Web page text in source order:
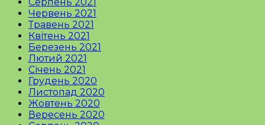
Червень 2021
Травень 2021
Квітень 2021
Березень 2021
Лютий 2021
Січень 2021
Грудень 2020
Листопад 2020
Жовтень 2020
Вересень 2020